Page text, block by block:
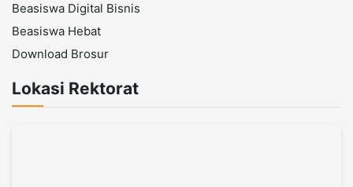
Beasiswa Digital Bisnis
Beasiswa Hebat
Download Brosur
Lokasi Rektorat